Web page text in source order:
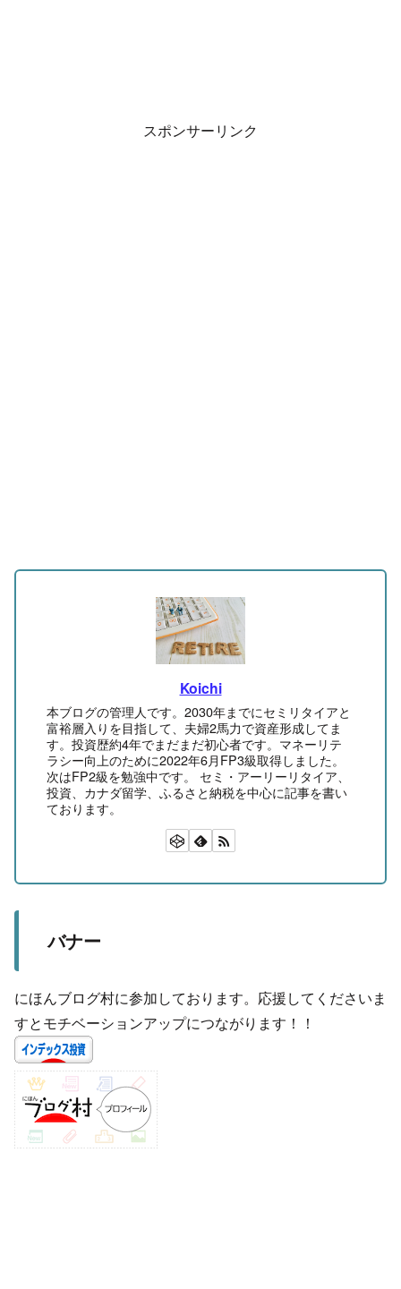
スポンサーリンク
Koichi
本ブログの管理人です。2030年までにセミリタイアと
富裕層入りを目指して、夫婦2馬力で資産形成してま
す。投資歴約4年でまだまだ初心者です。マネーリテ
ラシー向上のために2022年6月FP3級取得しました。
次はFP2級を勉強中です。 セミ・アーリーリタイア、
投資、カナダ留学、ふるさと納税を中心に記事を書い
ております。
バナー
にほんブログ村に参加しております。応援してくださいま
すとモチベーションアップにつながります！！